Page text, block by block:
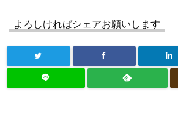
よろしければシェアお願いします